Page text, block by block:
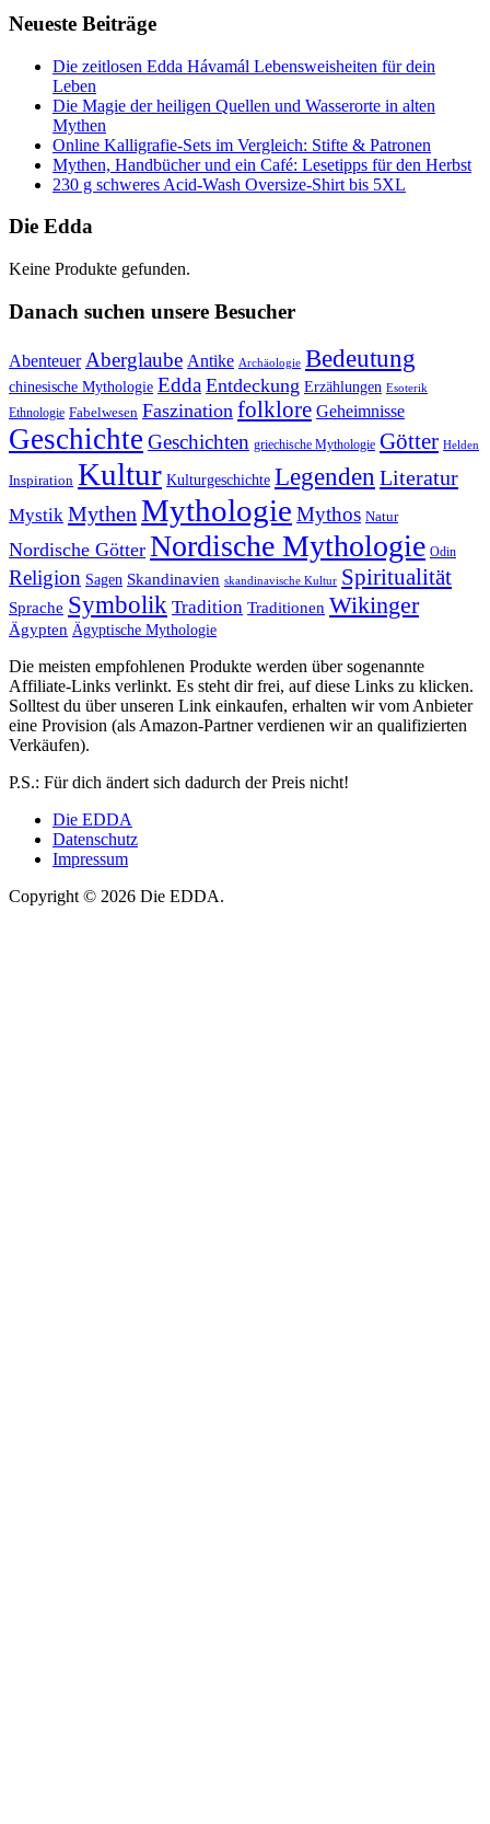
Neueste Beiträge
Die zeitlosen Edda Hávamál Lebensweisheiten für dein
Leben
Die Magie der heiligen Quellen und Wasserorte in alten
Mythen
Online Kalligrafie‑Sets im Vergleich: Stifte & Patronen
Mythen, Handbücher und ein Café: Lesetipps für den Herbst
230 g schweres Acid-Wash Oversize-Shirt bis 5XL
Die Edda
Keine Produkte gefunden.
Danach suchen unsere Besucher
Abenteuer Aberglaube Antike Archäologie Bedeutung
chinesische Mythologie Edda Entdeckung Erzählungen Esoterik
Ethnologie Fabelwesen Faszination folklore Geheimnisse
Geschichte Geschichten griechische Mythologie Götter Helden
Inspiration Kultur Kulturgeschichte Legenden Literatur
Mystik MythenMythologie Mythos Natur
Nordische Götter Nordische Mythologie Odin
Religion Sagen Skandinavien skandinavische Kultur Spiritualität
Sprache Symbolik Tradition Traditionen Wikinger
Ägypten Ägyptische Mythologie
Die meisten empfohlenen Produkte werden über sogenannte
Affiliate-Links verlinkt. Es steht dir frei, auf diese Links zu klicken.
Solltest du über unseren Link einkaufen, erhalten wir vom Anbieter
eine Provision (als Amazon-Partner verdienen wir an qualifizierten
Verkäufen).
P.S.: Für dich ändert sich dadurch der Preis nicht!
Die EDDA
Datenschutz
Impressum
Copyright © 2026 Die EDDA.